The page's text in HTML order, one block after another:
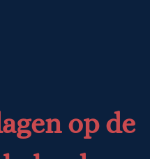
op de